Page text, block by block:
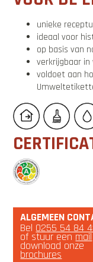
unieke
ideaal voor
op basis van
verkrijgbaar
voldoet aan
ALGEMEEN
Bel 0255 54 84
of stuur eenmail
download onze
brochures